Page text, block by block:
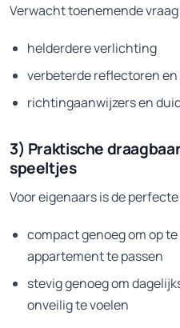
Verwacht toenemende
helderdere verlichting
verbeterde reflectoren
richtingaanwijzers en
3) Praktische
speeltjes
Voor eigenaars is de
compact genoeg om op
appartement te passen
stevig genoeg om
onveilig te voelen